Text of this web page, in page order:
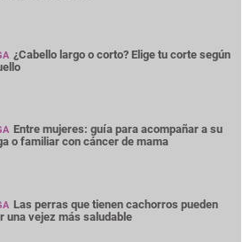
¿Cabello largo o corto? Elige tu corte según
Entre mujeres: guía para acompañar a su
o familiar con cáncer de mama
Las perras que tienen cachorros pueden
una vejez más saludable